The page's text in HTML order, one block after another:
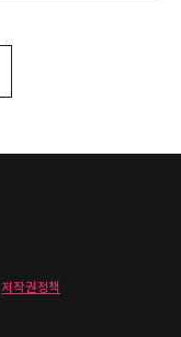
저작권정책